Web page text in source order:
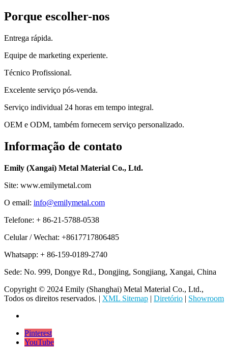
Porque escolher-nos
Entrega rápida.
Equipe de marketing experiente.
Técnico Profissional.
Excelente serviço pós-venda.
Serviço individual 24 horas em tempo integral.
OEM e ODM, também fornecem serviço personalizado.
Informação de contato
Emily (Xangai) Metal Material Co., Ltd.
Site: www.emilymetal.com
O email: info@emilymetal.com
Telefone: + 86-21-5788-0538
Celular / Wechat: +8617717806485
Whatsapp: + 86-159-0189-2740
Sede: No. 999, Dongye Rd., Dongjing, Songjiang, Xangai, China
Copyright © 2024 Emily (Shanghai) Metal Material Co., Ltd.,
Todos os direitos reservados. | XML Sitemap | Diretório | Showroom
Pinterest
YouTube